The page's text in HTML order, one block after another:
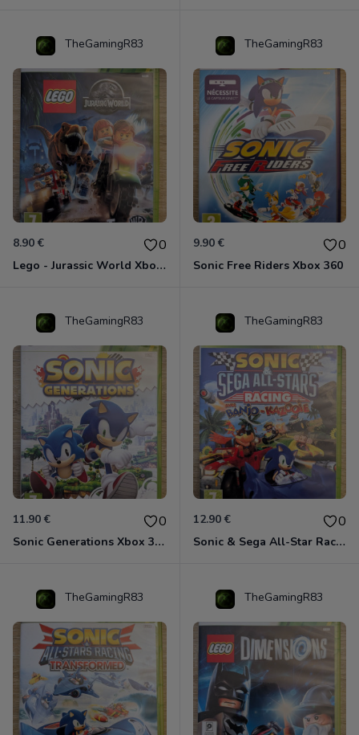
TheGamingR83
8.90 € 0
Lego - Jurassic World Xbox 360
TheGamingR83
9.90 € 0
Sonic Free Riders Xbox 360
TheGamingR83
11.90 € 0
Sonic Generations Xbox 360
TheGamingR83
12.90 € 0
Sonic & Sega All-Star Racing avec Banjo-Kazooie Xbox 360
TheGamingR83 TheGamingR83